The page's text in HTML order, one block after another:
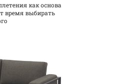
как основа
время выбирать